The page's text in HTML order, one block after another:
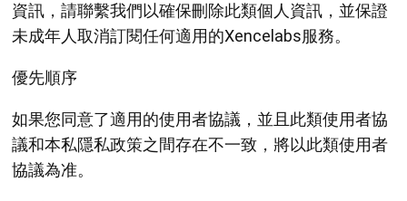
資訊，請聯繫我們以確保刪除此類個人資訊，並保證
未成年人取消訂閱任何適用的Xencelabs服務。
優先順序
如果您同意了適用的使用者協議，並且此類使用者協
議和本私隱私政策之間存在不一致，將以此類使用者
協議為准。